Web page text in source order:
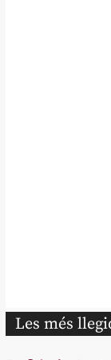
Les més